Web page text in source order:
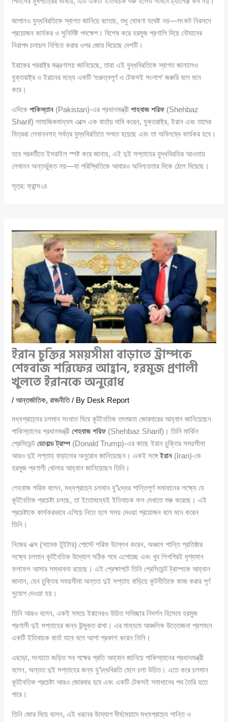
জাপানও যুদ্ধবিরতিকে স্বাগত জানিয়ে বলেছে, শুধু ঘোষণা যথেষ্ট নয়—সংকট নিরসনে
প্রয়োজন কার্যকর ও সুনির্দিষ্ট পদক্ষেপ। বিশেষ করে হরমুজ প্রণালি দিয়ে নৌযানের
নিরাপদ চলাচল নিশ্চিত করার ওপর জোর দিয়েছে দেশটি।
ইরাকের পররাষ্ট্র মন্ত্রণালয় জানিয়েছে, তারা এই যুদ্ধবিরতিকে স্বাগত জানালেও
যুক্তরাষ্ট্র ও ইরানের মধ্যে একটি ‘গুরুত্বপূর্ণ ও টেকসই সংলাপ’ জরুরি বলে মনে
করে।
এদিকেপাকিস্তান (Pakistan)-এর প্রধানমন্ত্রীশাহবাজ শরিফ (Shehbaz
Sharif) সামাজিকমাধ্যম এক্সে এক বার্তায় দাবি করেন, যুক্তরাষ্ট্র, ইরান এবং তাদের
মিত্ররা লেবাননসহ সর্বত্র যুদ্ধবিরতিতে সম্মত হয়েছে এবং তা অবিলম্বে কার্যকর হবে।
তবে পরবর্তীতে ইসরাইল স্পষ্ট করে জানায়, এই দুই সপ্তাহের যুদ্ধবিরতির আওতায়
লেবানন অন্তর্ভুক্ত নয়—যা পরিস্থিতিকে আবারও অনিশ্চয়তার দিকে ঠেলে দিয়েছে।
সূত্র: ফ্রান্স২৪
ইরান চুক্তির সময়সীমা বাড়াতে ট্রাম্পকে
শেহবাজ শরিফের আহ্বান, হরমুজ প্রণালী
খুলতে ইরানকে অনুরোধ
/আন্তর্জাতিক,রাজনীতি/ By Desk Report
মধ্যপ্রাচ্যের চলমান সংঘাত ঘিরে কূটনৈতিক তৎপরতা জোরদারের আহ্বান জানিয়েছেন
পাকিস্তানের প্রধানমন্ত্রীশেহবাজ শরিফ (Shehbaz Sharif)। তিনি মার্কিন
প্রেসিডেন্টডোনাল্ড ট্রাম্প (Donald Trump)-এর কাছে ইরান চুক্তির সময়সীমা
আরও দুই সপ্তাহ বাড়ানোর অনুরোধ জানিয়েছেন। একই সঙ্গেইরান (Iran)-কে
হরমুজ প্রণালী খোলার আহ্বান জানিয়েছেন তিনি।
শেহবাজ শরিফ বলেন, মধ্যপ্রাচ্যে চলমান যু’\দ্ধের শান্তিপূর্ণ সমাধানের লক্ষ্যে যে
কূটনৈতিক প্রচেষ্টা চলছে, তা ইতোমধ্যেই ইতিবাচক ফল দেখাতে শুরু করেছে। এই
প্রচেষ্টাকে কার্যকরভাবে এগিয়ে নিতে হলে সময় দেওয়া প্রয়োজন বলে মনে করেন
তিনি।
নিজের এক্স (সাবেক টুইটার) পোস্টে শরিফ উল্লেখ করেন, অঞ্চলে শান্তি প্রতিষ্ঠার
লক্ষ্যে চলমান কূটনৈতিক উদ্যোগ সঠিক পথে এগোচ্ছে এবং খুব শিগগিরই দৃশ্যমান
ফলাফল আসার সম্ভাবনা রয়েছে। এই প্রেক্ষাপটে তিনি প্রেসিডেন্ট ট্রাম্পকে আহ্বান
জানান, যেন চুক্তির সময়সীমা অন্তত দুই সপ্তাহ বাড়িয়ে কূটনীতিকে কাজ করার পূর্ণ
সুযোগ দেওয়া হয়।
তিনি আরও বলেন, একই সময়ে ইরানেরও উচিত সদিচ্ছার নিদর্শন হিসেবে হরমুজ
প্রণালী দুই সপ্তাহের জন্য উন্মুক্ত রাখা। এর মাধ্যমে আঞ্চলিক উত্তেজনা প্রশমনে
একটি ইতিবাচক বার্তা যাবে বলে আশা প্রকাশ করেন তিনি।
এছাড়া, সংঘাতে জড়িত সব পক্ষের প্রতি আহ্বান জানিয়ে পাকিস্তানের প্রধানমন্ত্রী
বলেন, অন্তত দুই সপ্তাহের জন্য যু’\দ্ধবিরতি মেনে চলা উচিত। এতে করে চলমান
কূটনৈতিক প্রচেষ্টা আরও জোরদার হবে এবং একটি টেকসই সমাধানের পথ তৈরি হতে
পারে।
তিনি জোর দিয়ে বলেন, এই ধরনের উদ্যোগ দীর্ঘমেয়াদে মধ্যপ্রাচ্যে শান্তি ও